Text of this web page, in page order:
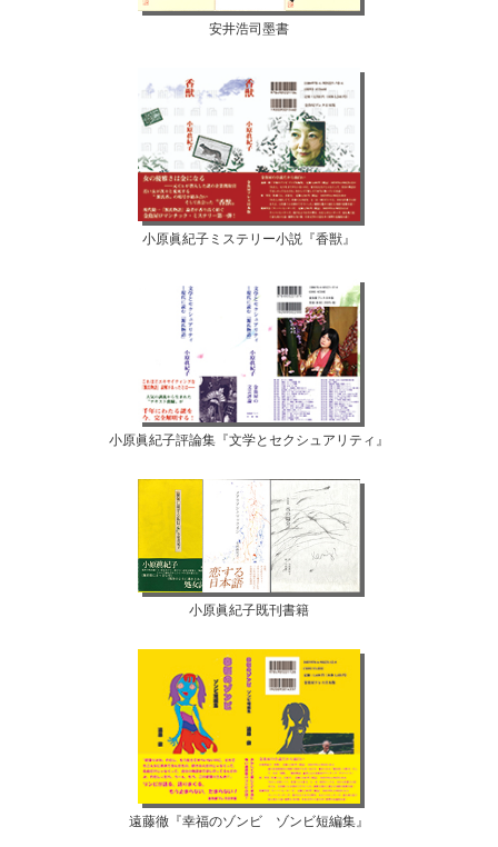
安井浩司墨書
小原眞紀子ミステリー小説『香獣』
小原眞紀子評論集『文学とセクシュアリティ』
小原眞紀子既刊書籍
遠藤徹『幸福のゾンビ ゾンビ短編集』